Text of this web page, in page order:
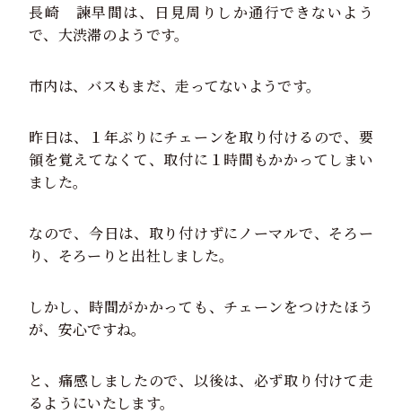
長崎 諫早間は、日見周りしか通行できないよう
で、大渋滞のようです。
市内は、バスもまだ、走ってないようです。
昨日は、１年ぶりにチェーンを取り付けるので、要
領を覚えてなくて、取付に１時間もかかってしまい
ました。
なので、今日は、取り付けずにノーマルで、そろー
り、そろーりと出社しました。
しかし、時間がかかっても、チェーンをつけたほう
が、安心ですね。
と、痛感しましたので、以後は、必ず取り付けて走
るようにいたします。